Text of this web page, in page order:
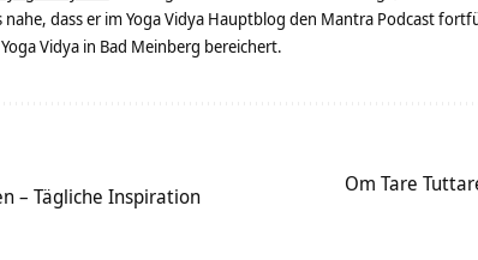
dass er im Yoga Vidya Hauptblog den Mantra Podcast
Vidya in Bad Meinberg bereichert.
– Tägliche Inspiration
Om Tare